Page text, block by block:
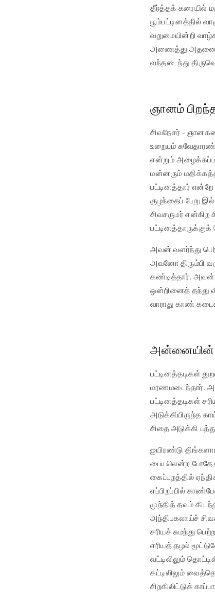
தீர்த்தக் கரையில்
பூம்பட்டினத்தில்
வறுமையின்றி
அணைத்து அதனைக்
வந்தடைந்து
ஞானம்
சிவநேசர் -
உறையும்
என்றும்
மன்னரும்
பட்டினத்தார்
குழந்தைப் பேறு
சிவசருமர்
அவன் வளர்ந்து
அவனோ திரும்பி
கண்டித்தார். அவன்
ஒன்றினைத் தந்து
வாராது காண்
அன்னையின்
பட்டினத்தடிகள்
மரணமடைந்தார்.
பட்டினத்தடிகள்
அடுக்கியிருந்த
சிதை அடுக்கி
ஐயிரண்டு
பையலென்ற போதே
கைப்புறத்தில்
எப்பிறப்பில்
முந்தித் தவம்
அந்திபகலாய்ச்
சரியச் சுமந்து
எரியத் தழல்
வட்டிலிலும்
கட்டிலிலும்
சிறகிலிட்டுக்